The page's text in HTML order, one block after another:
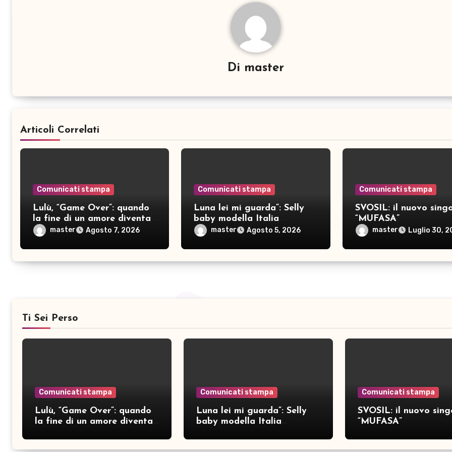
Di master
Articoli Correlati
Comunicati stampa
Lulù, “Game Over”: quando
la fine di un amore diventa
consapevolezza
master Agosto 7, 2026
Comunicati stampa
Luna lei mi guarda”: Selly
baby modella Italia
pubblica nove brani inediti
master Agosto 5, 2026
Comunicati stampa
SVOSIL: il nuovo
“MUFASA”
master Luglio 30,
Ti Sei Perso
Comunicati stampa
Lulù, “Game Over”: quando
la fine di un amore diventa
Comunicati stampa
Luna lei mi guarda”: Selly
baby modella Italia
Comunicati stampa
SVOSIL: il nuovo
“MUFASA”